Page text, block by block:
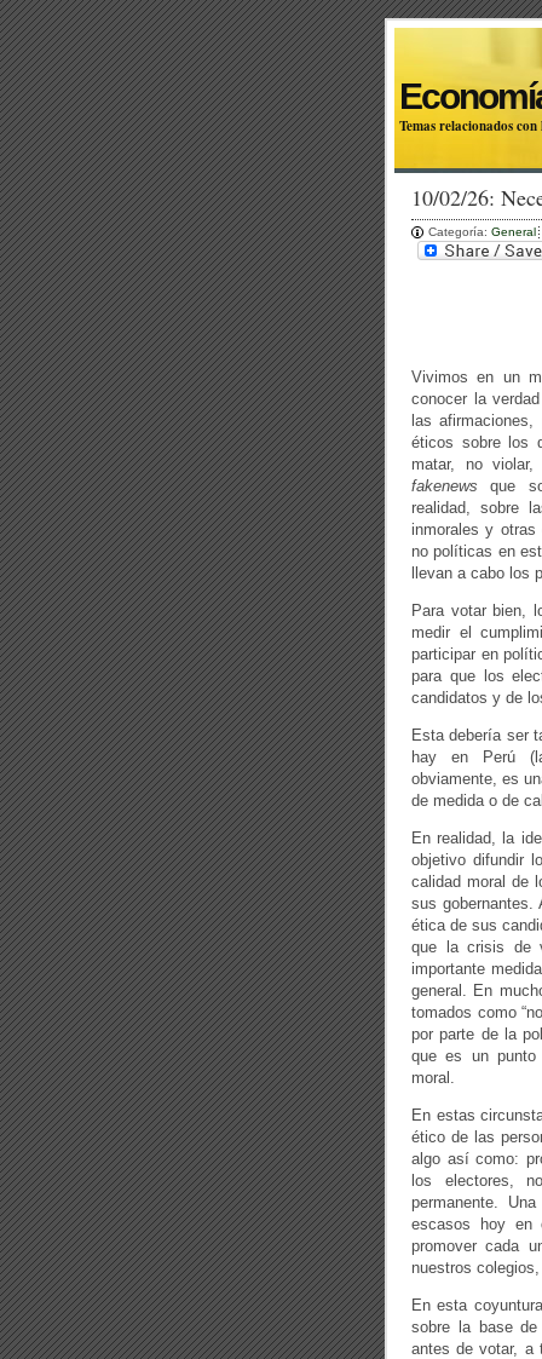
Temas relacionados
10/02/26:
Categoría: General
Vivimos en un
conocer la
las
éticos sobre los
matar, no
fakenews que
realidad, sobre
inmorales y
no políticas en
llevan a cabo los
Para votar bien,
medir el
participar en
para que los
candidatos y de
Esta debería ser
hay en Perú
obviamente, es
de medida o de
En realidad, la
objetivo difundir
calidad moral de
sus gobernantes.
ética de sus
que la crisis de
importante
general. En
tomados como
por parte de la
que es un punto
moral.
En estas
ético de las
algo así como:
los electores,
permanente.
escasos hoy en
promover cada
nuestros
En esta
sobre la base
antes de votar, a